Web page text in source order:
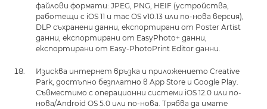
файлови формати: JPEG, PNG, HEIF (устройства,
работещи с iOS 11 и mac OS v10.13 или по-нова версия),
DLP съхранени данни, експортирани от Poster Artist
данни, експортирани от EasyPhoto+ данни,
експортирани от Easy-PhotoPrint Editor данни.
Изисква интернет връзка и приложението Creative
Park, достъпно безплатно в App Store и Google Play.
Съвместимо с операционни системи iOS 12.0 или по-
нова/Android OS 5.0 или по-нова. Трябва да имате